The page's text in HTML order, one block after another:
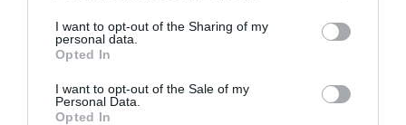
not limited to your visit or usage behaviour. You may click to
grant or deny consent to Google and its third-party tags to
use your data for below specified purposes in below Google
consent section.
I want to opt-out of the Sharing of my
personal data.
Opted In
I want to opt-out of the Sale of my
Personal Data.
Opted In